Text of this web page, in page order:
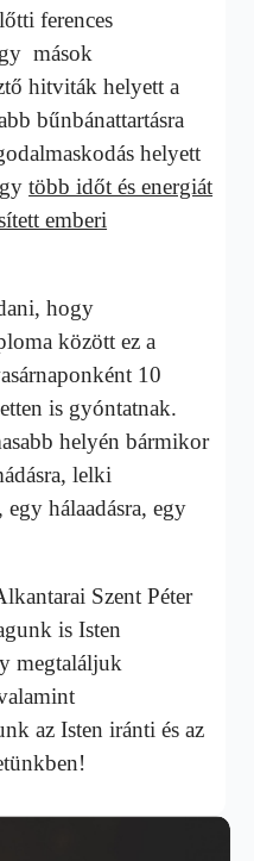
ferences
mások
hitviták helyett a
bűnbánattartásra
helyett
több időt és energiát
emberi
hogy
között ez a
10
is gyóntatnak.
helyén bármikor
lelki
hálaadásra, egy
Szent Péter
is Isten
megtaláljuk
az Isten iránti és az